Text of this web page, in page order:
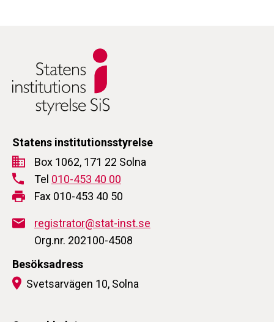
Statens institutionsstyrelse
Box 1062, 171 22 Solna
Tel 010-453 40 00
Fax 010-453 40 50
registrator@stat-inst.se
Org.nr. 202100-4508
Besöksadress
Svetsarvägen 10, Solna